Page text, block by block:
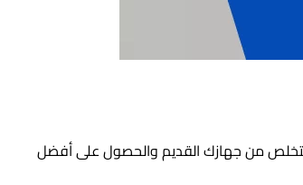
من جهازك القديم والحصول على أفضل